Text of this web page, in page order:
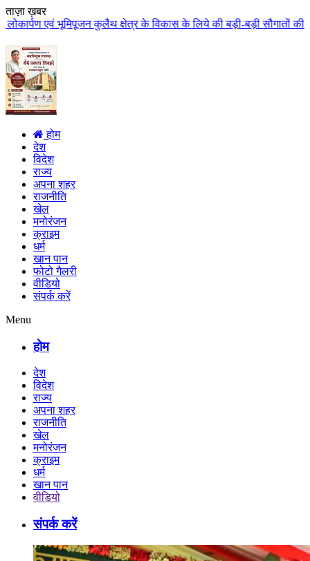
ताज़ा ख़बर
क्षेत्र के विकास के लिये की बड़ी-बड़ी सौगातों की घोषणा कुलैथ क्षेत्र की
होम
देश
विदेश
राज्य
अपना शहर
राजनीति
खेल
मनोरंजन
क्राइम
धर्म
खान पान
फोटो गैलरी
वीडियो
संपर्क करें
Menu
होम
देश
विदेश
राज्य
अपना शहर
राजनीति
खेल
मनोरंजन
क्राइम
धर्म
खान पान
वीडियो
संपर्क करें